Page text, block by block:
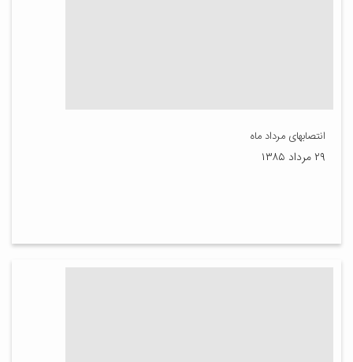
انتصابهای مرداد ماه
۲۹ مرداد ۱۳۸۵